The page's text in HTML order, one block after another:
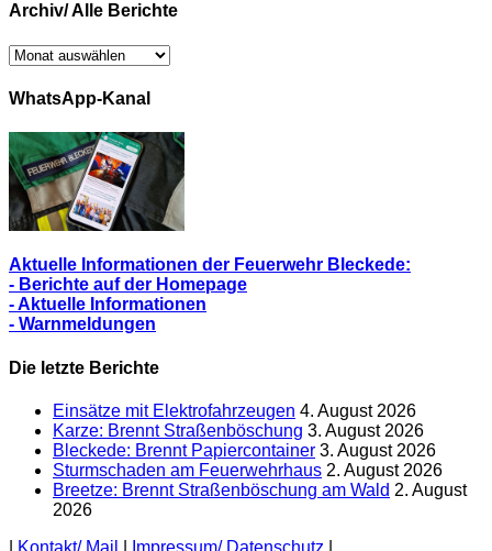
Archiv/ Alle Berichte
Archiv/
Berichte
WhatsApp-Kanal
Aktuelle Informationen der Feuerwehr Bleckede:
- Berichte auf der Homepage
- Aktuelle Informationen
- Warnmeldungen
Die letzte Berichte
Einsätze mit Elektrofahrzeugen 4. August 2026
Karze: Brennt Straßenböschung 3. August 2026
Bleckede: Brennt Papiercontainer 3. August 2026
Sturmschaden am Feuerwehrhaus 2. August 2026
Breetze: Brennt Straßenböschung am Wald 2. August
2026
Kontakt/ Mail Impressum/ Datenschutz